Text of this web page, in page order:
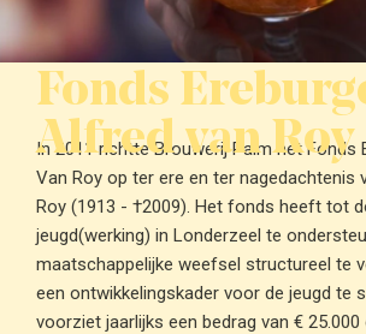
Fonds
Alfred van Roy
In 2011 richtte Brouwerij Palm het Fonds
Van Roy op ter ere en ter nagedachtenis
Roy (1913 - †2009). Het fonds heeft tot
jeugd(werking) in Londerzeel te
maatschappelijke weefsel structureel te
een ontwikkelingskader voor de jeugd te
voorziet jaarlijks een bedrag van € 25.000